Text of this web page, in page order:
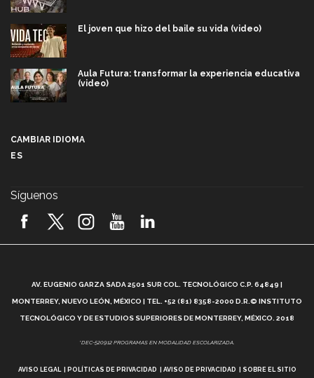
El joven que hizo del baile su vida (video)
Aula Futura: transformar la experiencia educativa
(video)
2026! (video)
¿Cómo es el Modelo Educativo Tec? (video)
Vida Tec: Feminismo e Inteligencia Artificial, Paola
CAMBIAR IDIOMA
ES
Síguenos
AV. EUGENIO GARZA SADA 2501 SUR COL. TECNOLÓGICO C.P. 64849 |
MONTERREY, NUEVO LEÓN, MÉXICO | TEL. +52 (81) 8358-2000 D.R.© INSTITUTO
TECNOLÓGICO Y DE ESTUDIOS SUPERIORES DE MONTERREY, MÉXICO. 2018
*DEC-520912 PROGRAMAS EN MODALIDAD ESCOLARIZADA.
AVISO LEGAL POLÍTICAS DE PRIVACIDAD AVISO DE PRIVACIDAD SOBRE EL SITIO